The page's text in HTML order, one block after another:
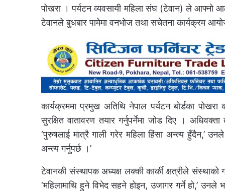
पोखरा । पर्यटन व्यवसायी महिला संघ (टेवान) ले आफ्नो
टेवानले बुधबार पामेमा वनभोज तथा सचेतना कार्यक्रम
कार्यक्रममा प्रमुख अतिथि नेपाल पर्यटन बोर्डका पोखरा
सुरक्षित वातावरण तयार गर्नुपर्नेमा जोड दिए ।
‘पुरुषलाई मात्रै गाली गरेर महिला हिंसा अन्त्य हुँदैन,’
अन्त्य गर्नुपर्छ ।’
टेवानकी संस्थापक अध्यक्ष लक्की कार्की क्षत्रीले संस्थाको
‘महिलामाथि हुने विभेद सहने होइन, उजागर गर्ने हो,’ उनले